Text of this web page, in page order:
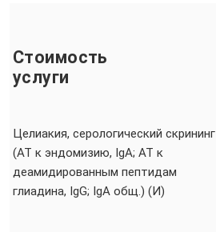
Стоимость
услуги
Целиакия, серологический скрининг
(АТ к эндомизию, IgA; АТ к
деамидированным пептидам
глиадина, IgG; IgA общ.) (И)